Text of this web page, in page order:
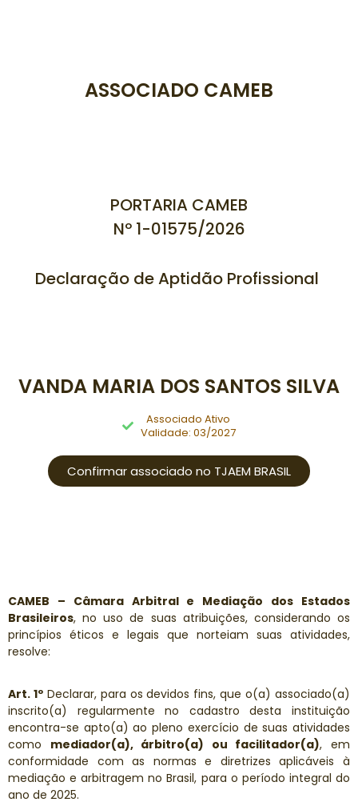
ASSOCIADO CAMEB
PORTARIA CAMEB
Nº 1-01575/2026
Declaração de Aptidão Profissional
VANDA MARIA DOS SANTOS SILVA
Associado Ativo
Validade: 03/2027
Confirmar associado no TJAEM BRASIL
CAMEB – Câmara Arbitral e Mediação dos Estados
Brasileiros, no uso de suas atribuições, considerando os
princípios éticos e legais que norteiam suas atividades,
resolve:
Art. 1ºDeclarar, para os devidos fins, que o(a) associado(a)
inscrito(a) regularmente no cadastro desta instituição
encontra-se apto(a) ao pleno exercício de suas atividades
como mediador(a), árbitro(a) ou facilitador(a), em
conformidade com as normas e diretrizes aplicáveis à
mediação e arbitragem no Brasil, para o período integral do
ano de 2025.